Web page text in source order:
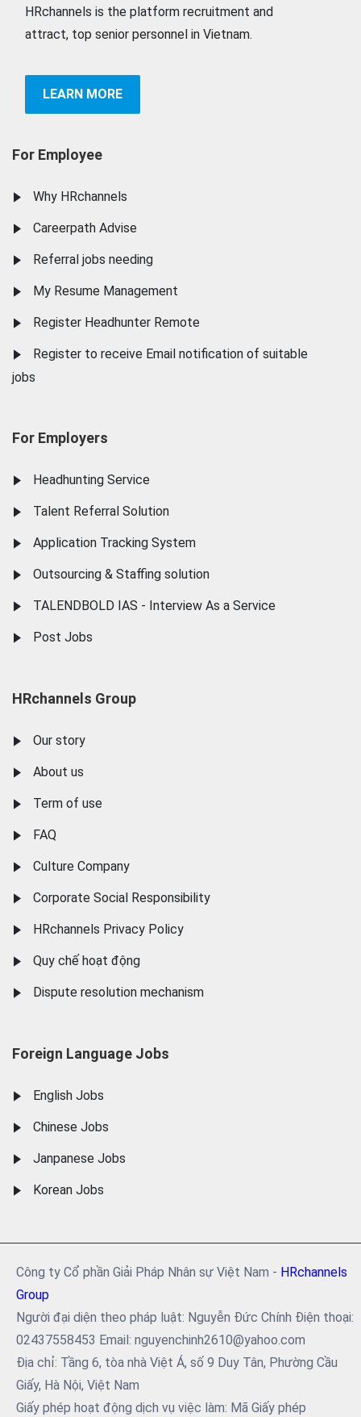
HRchannels is the platform recruitment and
attract, top senior personnel in Vietnam.
LEARN MORE
For Employee
Why HRchannels
Careerpath Advise
Referral jobs needing
My Resume Management
Register Headhunter Remote
Register to receive Email notification of suitable
jobs
For Employers
Headhunting Service
Talent Referral Solution
Application Tracking System
Outsourcing & Staffing solution
TALENDBOLD IAS - Interview As a Service
Post Jobs
HRchannels Group
Our story
About us
Term of use
FAQ
Culture Company
Corporate Social Responsibility
HRchannels Privacy Policy
Quy chế hoạt động
Dispute resolution mechanism
Foreign Language Jobs
English Jobs
Chinese Jobs
Janpanese Jobs
Korean Jobs
Công ty Cổ phần Giải Pháp Nhân sự Việt Nam - HRchannels
Group
Người đại diện theo pháp luật: Nguyễn Đức Chính Điện thoại:
02437558453 Email: nguyenchinh2610@yahoo.com
Địa chỉ: Tầng 6, tòa nhà Việt Á, số 9 Duy Tân, Phường Cầu
Giấy, Hà Nội, Việt Nam
Giấy phép hoạt động dịch vụ việc làm: Mã Giấy phép